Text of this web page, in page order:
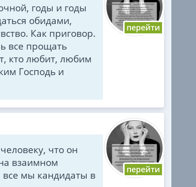
годы и годы
обидами,
Как приговор.
все прощать
кто любит, любим
Господь и
что он
взаимном
все мы кандидаты в